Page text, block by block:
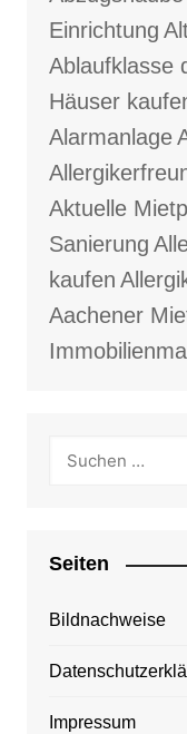
Einrichtung
Ablaufklasse
Häuser
Alarmanlage
Aktuelle
Sanierung
kaufen
Aachener
Seiten
Bildnachweise
Impressum